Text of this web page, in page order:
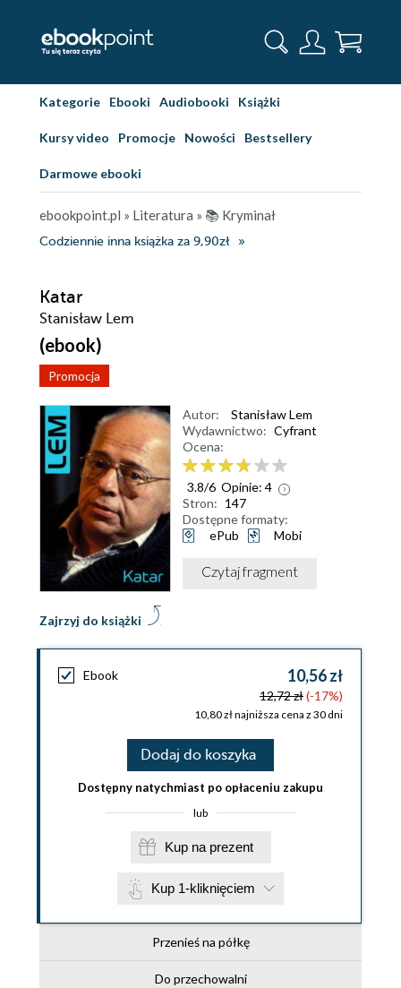
Kategorie Ebooki Audiobooki Książki
Kursy video Promocje Nowości Bestsellery
Darmowe ebooki
ebookpoint.pl » Literatura » 📚 Kryminał
Codziennie inna książka za 9,90zł
Katar
Stanisław Lem
(ebook)
Promocja
Zajrzyj do książki
Autor:
Stanisław Lem
Wydawnictwo: Cyfrant
Ocena:
3.8/6 Opinie: 4
Stron: 147
Dostępne formaty:
ePub
Mobi
Czytaj fragment
Ebook 10,56 zł
12,72 zł(-17%)
10,80 zł najniższa cena z 30 dni
Dodaj do koszyka
Dostępny natychmiast po opłaceniu zakupu
lub
Kup na prezent
Kup 1-kliknięciem
Przenieś na półkę
Do przechowalni